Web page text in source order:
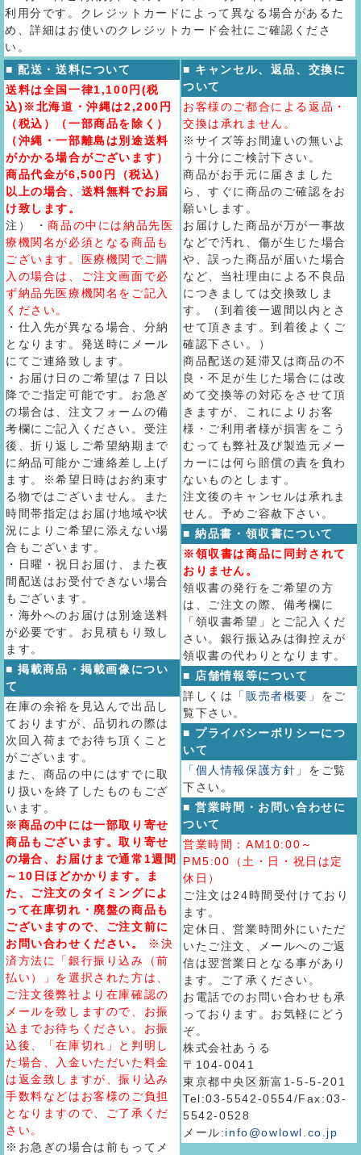
利用分です。クレジットカードによって異なる場合があるた
め、詳細はお使いのクレジットカード会社にご確認くださ
い。
■ 配送・送料について
送料は全国一律1,100円(税
込)※北海道・沖縄は2,200円
（税込）（一部商品を除く）
（沖縄・一部離島は別途送料
がかかる場合がございます）
商品代金が6,500円（税込）
以上の場合、送料無料でお届
け致します。
注） ・商品の中には納品先医
療機関名が必須となる商品も
ございます。医療機関でご購
入の場合は、ご注文画面で必
ず納品先医療機関名をご記入
ください。
・仕入先が異なる場合、分納
となります。発送時にメール
にてご連絡致します。
・お届け日のご希望は７日以
降でご指定可能です。お急ぎ
の場合は、注文フォームの備
考欄にご記入ください。受注
後、折り返しご希望納期まで
に納品可能かご連絡差し上げ
ます。※希望日時はお約束す
る物ではございません。また
時間帯指定はお届け地域や状
況によりご希望に添えない場
合もございます。
・日曜・祝日お届け、また夜
間配送はお受付できない場合
もございます。
・海外へのお届けは別途送料
が必要です。お見積もり致し
ます。
■ 掲載商品・掲載画像につい
て
在庫の余裕を見込んで出品し
ておりますが、品切れの際は
次回入荷までお待ち頂くこと
がございます。
また、商品の中にはすでに取
り扱いを終了したものもござ
います。
※商品の中には一部取り寄せ
商品もございます。取り寄せ
の場合、お届けまで通常1週間
～10日ほどかかります。ま
た、ご注文のタイミングによ
って在庫切れ・廃盤の商品も
ございますので、ご注文前に
お問い合わせください。
※決
済方法に「銀行振り込み（前
払い）」を選択された方は、
ご注文後弊社より在庫確認の
メールを致しますので、お振
込までお待ちください。お振
込後、「在庫切れ」と判明し
た場合、入金いただいた料金
は返金致しますが、振り込み
手数料などはお客様のご負担
となりますので、ご了承くだ
さい。
※お急ぎの場合は前もってメ
■ キャンセル、返品、交換に
ついて
お客様のご都合による返品・
交換は承れません。
※サイズ等お間違いの無いよ
う十分にご検討下さい。
商品がお手元に届きました
ら、すぐに商品のご確認をお
願いします。
お届けした商品が万が一事故
などで汚れ、傷が生じた場合
や、誤った商品が届いた場合
など、当社理由による不良品
につきましては交換致しま
す。（到着後一週間以内とさ
せて頂きます。到着後よくご
確認下さい。）
商品配送の延滞又は商品の不
良・不足が生じた場合には改
めて交換等の対応をさせて頂
きますが、これによりお客
様・ご利用者様が損害をこう
むっても弊社及び製造元メー
カーには何ら賠償の責を負わ
ないものとします。
注文後のキャンセルは承れま
せん。予めご容赦下さい。
■ 納品書・領収書について
※領収書は商品に同封されて
おりません。
領収書の発行をご希望の方
は、ご注文の際、備考欄に
「領収書希望」とご記入くだ
さい。銀行振込みは御控えが
領収書の代わりとなります。
■ 店舗情報等について
詳しくは
「販売者概要」 をご
覧下さい。
■ プライバシーポリシーにつ
いて
「個人情報保護方針」 をご覧
下さい。
■ 営業時間・お問い合わせに
ついて
営業時間：AM10:00～
PM5:00（土・日・祝日は定
休日）
ご注文は24時間受付けており
ます。
定休日、営業時間外にいただ
いたご注文、メールへのご返
信は翌営業日となる事があり
ます。ご了承ください。
お電話でのお問い合わせも承
っております。お気軽にどう
ぞ。
株式会社あうる
〒104-0041
東京都中央区新富1-5-5-201
Tel:03-5542-0554/Fax:03-
5542-0528
メール:info@owlowl.co.jp